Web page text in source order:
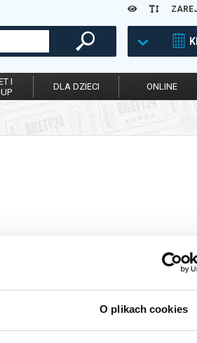
O plikach cookies
I
DLA DZIECI ONLINE